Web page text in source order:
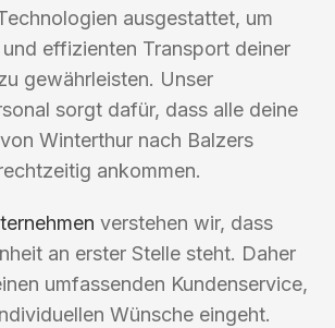
ausgestattet, um
effizienten Transport deiner
gewährleisten. Unser
sorgt dafür, dass alle deine
Winterthur nach Balzers
ankommen.
verstehen wir, dass
an erster Stelle steht. Daher
umfassenden Kundenservice,
Wünsche eingeht.